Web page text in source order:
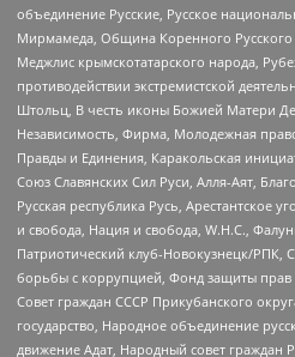
объединение Русские, Русское
Мирмамеда, Община Коренного Русского
Меджлис крымскотатарского народа,
противодействии экстремистской
Штольц, В честь иконы Божией Матери
Независимость, Фирма, Молодежная
Правды и Единения, Каракольская
Союз Славянских Сил Руси, Алля-Аят,
Русская республика Русь, Арестантское
и свобода, Нация и свобода, W.H.С.,
Патриотический клуб-Новокузнецк/
борьбы с коррупцией, Фонд защиты прав
Совет граждан СССР Прикубанского
государство, Народное объединение
движение Адат, Народный совет граждан